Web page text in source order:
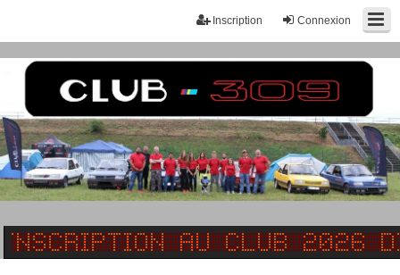
Connexion
Inscription